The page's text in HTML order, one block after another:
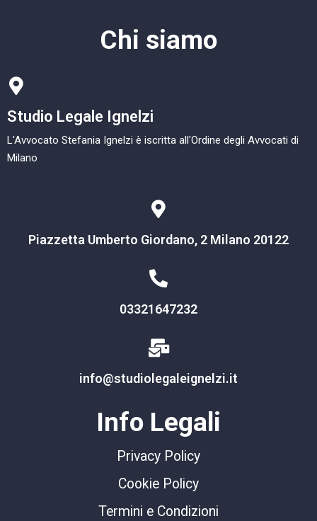
Chi siamo
Studio Legale Ignelzi
L'Avvocato Stefania Ignelzi è iscritta all'Ordine degli Avvocati di
Milano
Piazzetta Umberto Giordano, 2 Milano 20122
03321647232
info@studiolegaleignelzi.it
Info Legali
Privacy Policy
Cookie Policy
Termini e Condizioni